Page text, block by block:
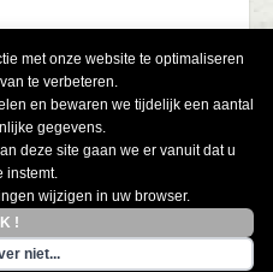
met onze website te optimaliseren
te verbeteren.
en bewaren we tijdelijk een aantal
gegevens.
deze site gaan we er vanuit dat u
instemt.
wijzigen in uw browser.
!
niet...
rechten voorbehouden.
op het thema "Carton".